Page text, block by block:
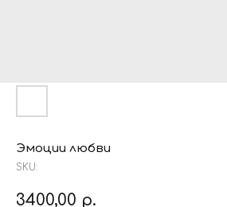
Эмоции любви
SKU:
3400,00 р.